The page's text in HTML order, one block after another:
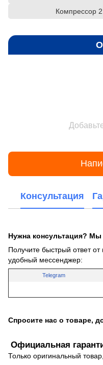
Компрессор
Консультация
Нужна консультация?
Получите быстрый ответ
удобный мессенджер:
Telegram
Спросите нас о товаре,
Официальная
Только оригинальный